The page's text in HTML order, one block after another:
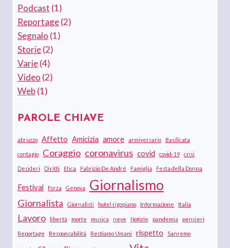
Podcast (1)
Reportage(2)
Segnalo (1)
Storie(2)
Varie(4)
Video (2)
Web(1)
PAROLE CHIAVE
abruzzo Affetto Amicizia amore anniversario Basilicata
contagio Coraggio coronavirus covid covid-19 crisi
Desideri Diritti Etica Fabrizio De André Famiglia Festa della Donna
Festival Forza Genova Giornalismo
Giornalista Giornalisti hotel rigopiano Informazione Italia
Lavoro libertà morte musica neve Notizie pandemia pensieri
Reportage Responsabilità Restiamo Umani rispetto Sanremo